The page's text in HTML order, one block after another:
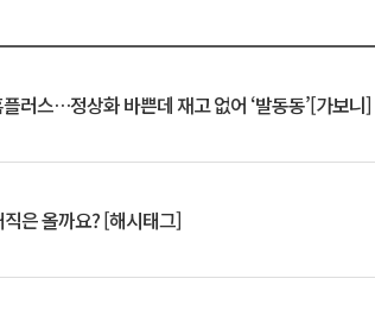
러스…정상화 바쁜데 재고 없어 ‘발동동’[가보니]
은 올까요? [해시태그]